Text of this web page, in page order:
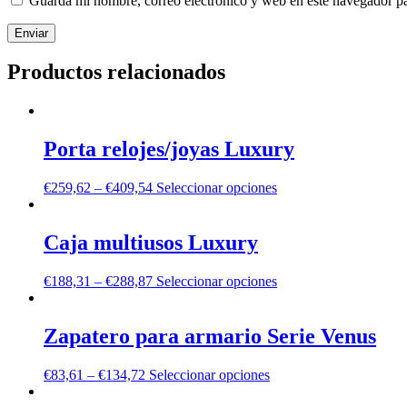
Productos relacionados
Porta relojes/joyas Luxury
€259,62 – €409,54 Seleccionar opciones
Caja multiusos Luxury
€188,31 – €288,87 Seleccionar opciones
Zapatero para armario Serie Venus
€83,61 – €134,72 Seleccionar opciones